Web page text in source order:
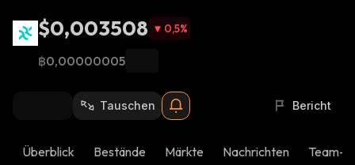
$0,003508 0,5%
฿0,00000005
Tauschen Bericht
Überblick Bestände Märkte Nachrichten Team-